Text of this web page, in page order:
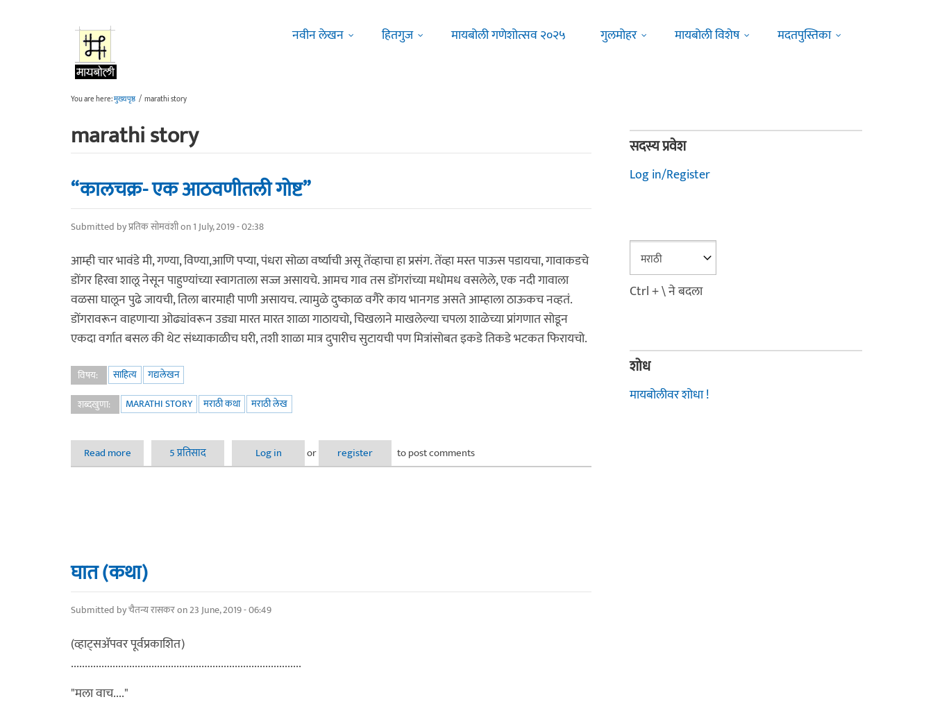
नवीन लेखन
हितगुज मायबोली गणेशोत्सव २०२५ गुलमोहर मायबोली विशेष मदतपुस्तिका
You are here:मुख्यपृष्ठ / marathi story
marathi story
“कालचक्र- एक आठवणीतली गोष्ट”
Submitted byप्रतिक सोमवंशीon 1 July, 2019 - 02:38
आम्ही चार भावंडे मी, गण्या, विण्या,आणि पप्या, पंधरा सोळा वर्ष्याची असू तेंव्हाचा हा प्रसंग. तेंव्हा मस्त पाऊस पडायचा, गावाकडचे
डोंगर हिरवा शालू नेसून पाहुण्यांच्या स्वागताला सज्ज असायचे. आमच गाव तस डोंगरांच्या मधोमध वसलेले, एक नदी गावाला
वळसा घालून पुढे जायची, तिला बारमाही पाणी असायच. त्यामुळे दुष्काळ वगैरे काय भानगड असते आम्हाला ठाऊकच नव्हतं.
डोंगरावरून वाहणाऱ्या ओढ्यांवरून उड्या मारत मारत शाळा गाठायचो, चिखलाने माखलेल्या चपला शाळेच्या प्रांगणात सोडून
एकदा वर्गात बसल की थेट संध्याकाळीच घरी, तशी शाळा मात्र दुपारीच सुटायची पण मित्रांसोबत इकडे तिकडे भटकत फिरायचो.
विषय: साहित्य
गद्यलेखन
शब्दखुणा:
MARATHI STORY मराठी कथा मराठी लेख
Read more about “कालचक्र- एक आठवणीतली गोष्ट”
5 प्रतिसाद Log in or register to post comments
घात (कथा)
Submitted byचैतन्य रासकरon 23 June, 2019 - 06:49
(व्हाट्सॲपवर पूर्वप्रकाशित)
...................................................................................
"मला वाच...."
सदस्य प्रवेश
Log in/Register
Ctrl + \ ने बदला
शोध
मायबोलीवर शोधा !